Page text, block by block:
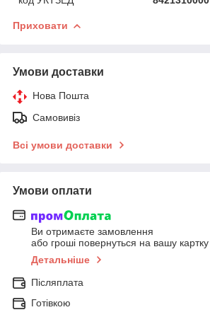
Приховати
Умови доставки
Нова Пошта
Самовивіз
Всі умови доставки
Умови оплати
Ви отримаєте замовлення
або гроші повернуться на вашу картку
Детальніше
Післяплата
Готівкою